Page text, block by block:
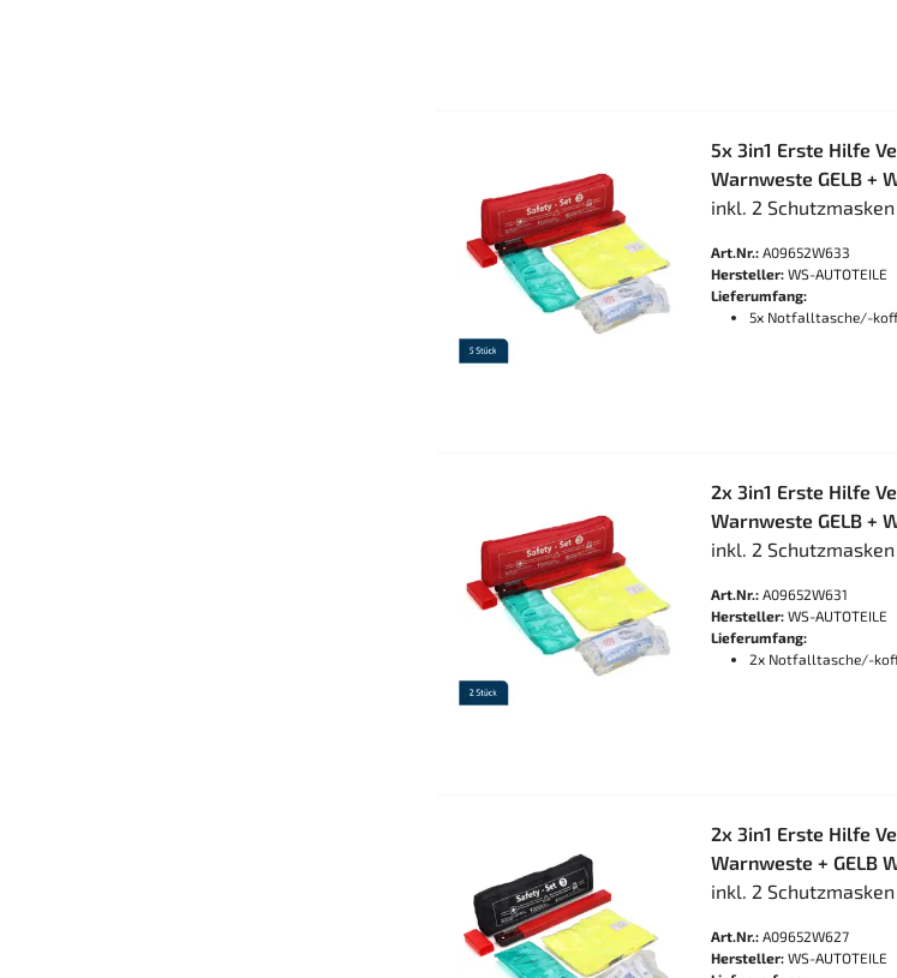
5x 3in1 Erste Hilfe
Warnweste GELB +
inkl. 2
Art.Nr.: A09652W633
Hersteller: WS-AUTOTEILE
Lieferumfang:
5x Notfalltasche/-
2x 3in1 Erste Hilfe
Warnweste GELB +
inkl. 2
Art.Nr.: A09652W631
Hersteller: WS-AUTOTEILE
Lieferumfang:
2x Notfalltasche/-
2x 3in1 Erste Hilfe
Warnweste + GELB
inkl. 2
Art.Nr.: A09652W627
Hersteller: WS-AUTOTEILE